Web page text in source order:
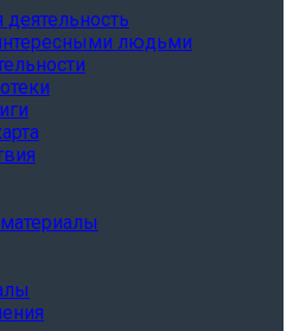
деятельность
людьми